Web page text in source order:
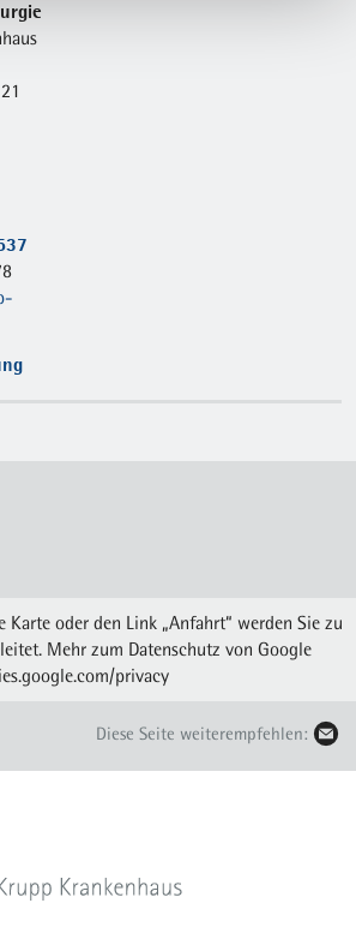
oder den Link „Anfahrt“ werden Sie zu
Mehr zum Datenschutz von Google
privacy
Diese Seite weiterempfehlen: